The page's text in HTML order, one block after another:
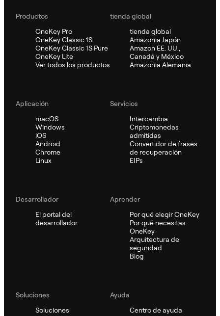
Productos
OneKey Pro
OneKey Classic 1S
OneKey Classic 1S Pure
OneKey Lite
Ver todos los productos
tienda global
tienda global
Amazonia Japón
Amazon EE. UU.,
Canadá y México
Amazonia Alemania
Aplicación
macOS
Windows
iOS
Android
Chrome
Linux
Servicios
Intercambia
Criptomonedas
admitidas
Convertidor de frases
de recuperación
EIPs
Desarrollador
El portal del
desarrollador
Aprender
Por qué elegir OneKey
Por qué necesitas
OneKey
Arquitectura de
seguridad
Blog
Soluciones
Soluciones
Ayuda
Centro de ayuda